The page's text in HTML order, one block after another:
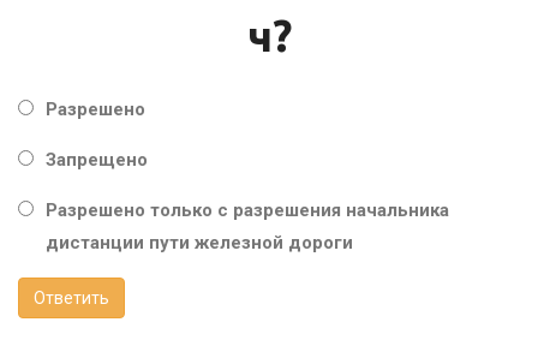
ч?
Разрешено
Запрещено
Разрешено только с разрешения начальника
дистанции пути железной дороги
Ответить